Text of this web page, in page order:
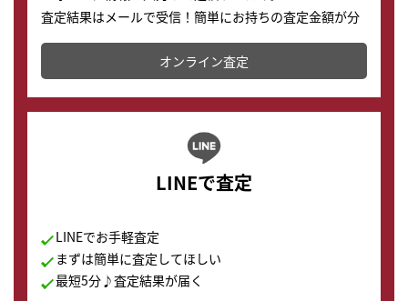
査定結果はメールで受信！簡単にお持ちの査定金額が分
かります。
オンライン査定
LINEで査定
LINEでお手軽査定
まずは簡単に査定してほしい
最短5分♪査定結果が届く